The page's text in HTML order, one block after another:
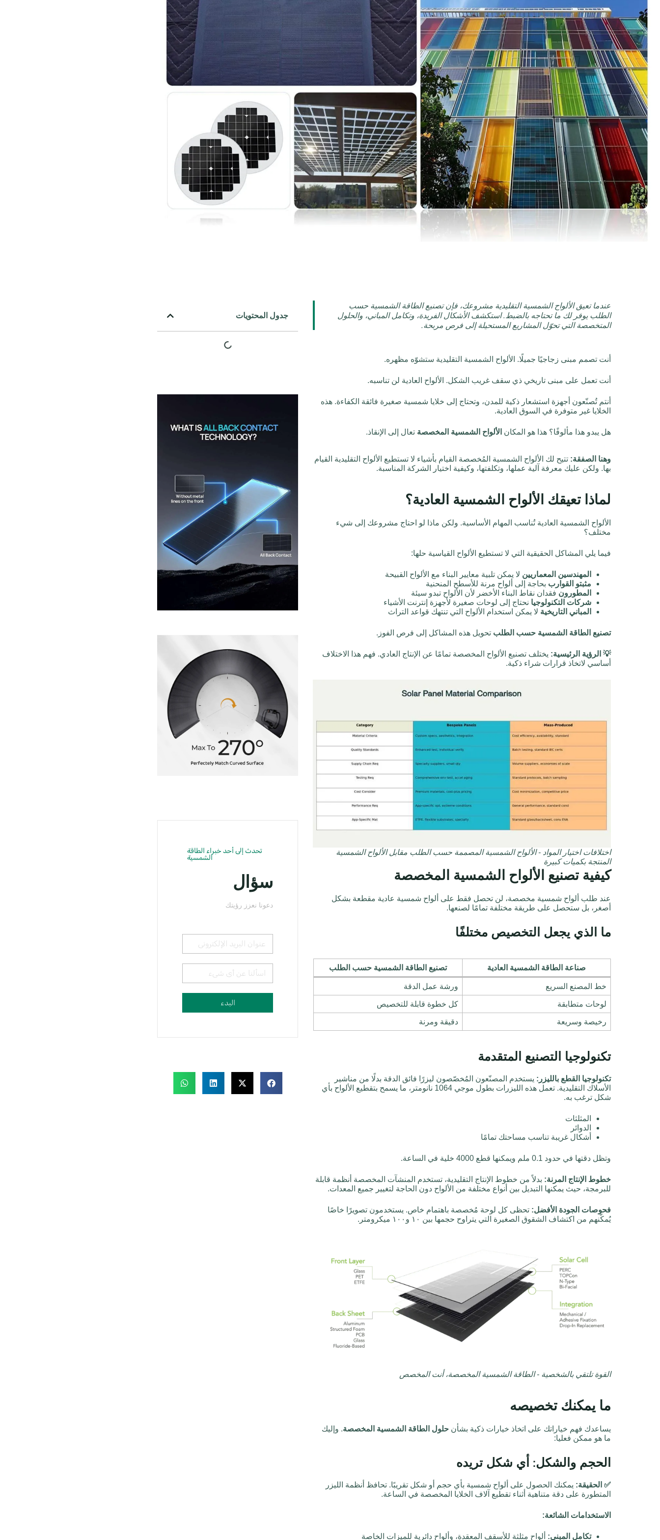
عندما تعيق الألواح الشمسية التقليدية مشروعك، فإن تصنيع الطاقة الشمسية حسب
الطلب يوفر لك ما تحتاجه بالضبط. استكشف الأشكال الفريدة، وتكامل المباني، والحلول
المتخصصة التي تحوّل المشاريع المستحيلة إلى فرص مربحة.
أنت تصمم مبنى زجاجيًا جميلًا. الألواح الشمسية التقليدية ستشوّه مظهره.
أنت تعمل على مبنى تاريخي ذي سقف غريب الشكل. الألواح العادية لن تناسبه.
أنتم تُصنّعون أجهزة استشعار ذكية للمدن، وتحتاج إلى خلايا شمسية صغيرة فائقة الكفاءة. هذه
الخلايا غير متوفرة في السوق العادية.
هل يبدو هذا مألوفًا؟ هذا هو المكان الألواح الشمسية المخصصة تعال إلى الإنقاذ.
وهنا الصفقة: تتيح لك الألواح الشمسية المُخصصة القيام بأشياء لا تستطيع الألواح التقليدية القيام
بها. ولكن عليك معرفة آلية عملها، وتكلفتها، وكيفية اختيار الشركة المناسبة.
لماذا تعيقك الألواح الشمسية العادية؟
الألواح الشمسية العادية تُناسب المهام الأساسية. ولكن ماذا لو احتاج مشروعك إلى شيء
مختلف؟
فيما يلي المشاكل الحقيقية التي لا تستطيع الألواح القياسية حلها:
المهندسين المعماريين لا يمكن تلبية معايير البناء مع الألواح القبيحة
مثبتو القوارب بحاجة إلى ألواح مرنة للأسطح المنحنية
المطورون فقدان نقاط البناء الأخضر لأن الألواح تبدو سيئة
شركات التكنولوجيا نحتاج إلى لوحات صغيرة لأجهزة إنترنت الأشياء
المباني التاريخية لا يمكن استخدام الألواح التي تنتهك قواعد التراث
تصنيع الطاقة الشمسية حسب الطلب تحويل هذه المشاكل إلى فرص الفوز.
💡 الرؤية الرئيسية: يختلف تصنيع الألواح المخصصة تمامًا عن الإنتاج العادي. فهم هذا الاختلاف
أساسي لاتخاذ قرارات شراء ذكية.
اختلافات اختيار المواد - الألواح الشمسية المصممة حسب الطلب مقابل الألواح الشمسية
المنتجة بكميات كبيرة
كيفية تصنيع الألواح الشمسية المخصصة
عند طلب ألواح شمسية مخصصة، لن تحصل فقط على ألواح شمسية عادية مقطعة بشكل
أصغر، بل ستحصل على طريقة مختلفة تمامًا لصنعها.
ما الذي يجعل التخصيص مختلفًا
صناعة الطاقة الشمسية العادية تصنيع الطاقة الشمسية حسب الطلب
خط المصنع السريع ورشة عمل الدقة
لوحات متطابقة كل خطوة قابلة للتخصيص
رخيصة وسريعة دقيقة ومرنة
تكنولوجيا التصنيع المتقدمة
تكنولوجيا القطع بالليزر: يستخدم المصنّعون المُخصّصون ليزرًا فائق الدقة بدلًا من مناشير
الأسلاك التقليدية. تعمل هذه الليزرات بطول موجي 1064 نانومتر، ما يسمح بتقطيع الألواح بأي
شكل ترغب به.
المثلثات
الدوائر
أشكال غريبة تناسب مساحتك تمامًا
وتظل دقتها في حدود 0.1 ملم ويمكنها قطع 4000 خلية في الساعة.
خطوط الإنتاج المرنة: بدلاً من خطوط الإنتاج التقليدية، تستخدم المنشآت المخصصة أنظمة قابلة
للبرمجة، حيث يمكنها التبديل بين أنواع مختلفة من الألواح دون الحاجة لتغيير جميع المعدات.
فحوصات الجودة الأفضل: تحظى كل لوحة مُخصصة باهتمام خاص. يستخدمون تصويرًا خاصًا
يُمكّنهم من اكتشاف الشقوق الصغيرة التي يتراوح حجمها بين ١٠ و١٠٠ ميكرومتر.
القوة تلتقي بالشخصية - الطاقة الشمسية المخصصة، أنت المخصص
ما يمكنك تخصيصه
يساعدك فهم خياراتك على اتخاذ خيارات ذكية بشأن حلول الطاقة الشمسية المخصصة. وإليك
ما هو ممكن فعليا:
الحجم والشكل: أي شكل تريده
✅ الحقيقة: يمكنك الحصول على ألواح شمسية بأي حجم أو شكل تقريبًا. تحافظ أنظمة الليزر
المتطورة على دقة متناهية أثناء تقطيع آلاف الخلايا المخصصة في الساعة.
الاستخدامات الشائعة:
تكامل المبنى: ألواح مثلثة للأسقف المعقدة، وألواح دائرية للميزات الخاصة
جدول المحتويات
تحدث إلى أحد خبراء الطاقة
الشمسية
سؤال
دعونا نعزز رؤيتك
البدء